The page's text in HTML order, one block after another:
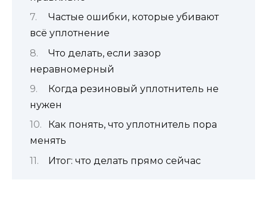
Частые ошибки, которые убивают
всё уплотнение
Что делать, если зазор
неравномерный
Когда резиновый уплотнитель не
нужен
Как понять, что уплотнитель пора
менять
Итог: что делать прямо сейчас